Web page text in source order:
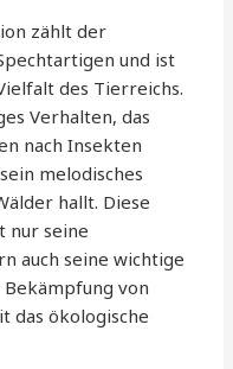
zählt der
und ist
des Tierreichs.
Verhalten, das
nach Insekten
melodisches
hallt. Diese
nur seine
auch seine wichtige
von
das ökologische